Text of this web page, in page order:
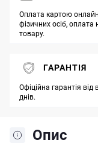
Опис
Оплата картою
фізичних осіб,
товару.
ГАРАНТІЯ
Офіційна гарантія
днів.